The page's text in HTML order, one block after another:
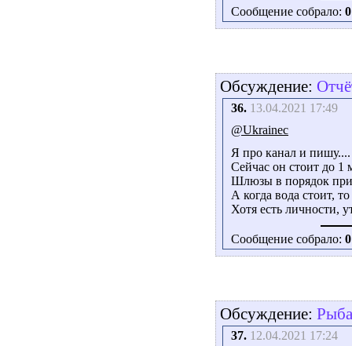
Сообщение собрало: 0
Обсуждение:
36. 13.04.2021 17:49
@Ukrainec
Я про канал и пишу....
Сейчас он стоит до 1
Шлюзы в порядок
А когда вода стоит,
Хотя есть личности,
Сообщение собрало: 0
Обсуждение:
37. 12.04.2021 17:24